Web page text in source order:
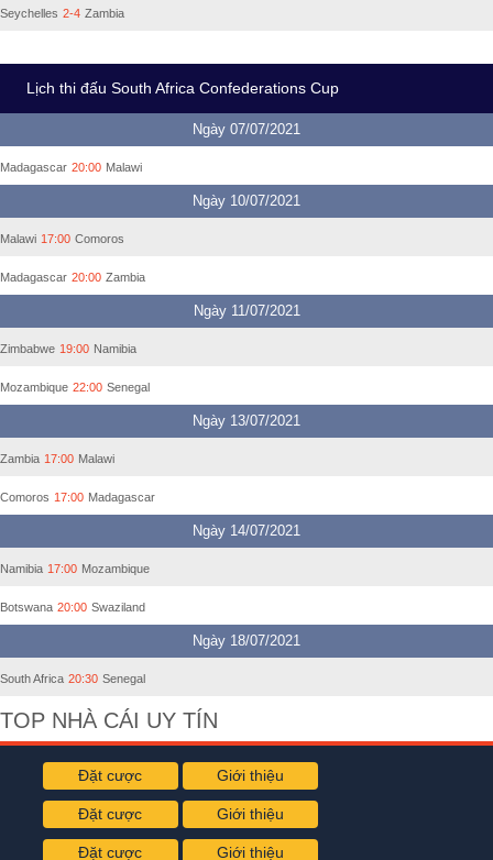
Seychelles 2-4 Zambia
Lịch thi đấu South Africa Confederations Cup
Ngày 07/07/2021
Madagascar 20:00 Malawi
Ngày 10/07/2021
Malawi 17:00 Comoros
Madagascar 20:00 Zambia
Ngày 11/07/2021
Zimbabwe 19:00 Namibia
Mozambique 22:00 Senegal
Ngày 13/07/2021
Zambia 17:00 Malawi
Comoros 17:00 Madagascar
Ngày 14/07/2021
Namibia 17:00 Mozambique
Botswana 20:00 Swaziland
Ngày 18/07/2021
South Africa 20:30 Senegal
TOP NHÀ CÁI UY TÍN
Đặt cược Giới thiệu
Đặt cược Giới thiệu
Đặt cược Giới thiệu